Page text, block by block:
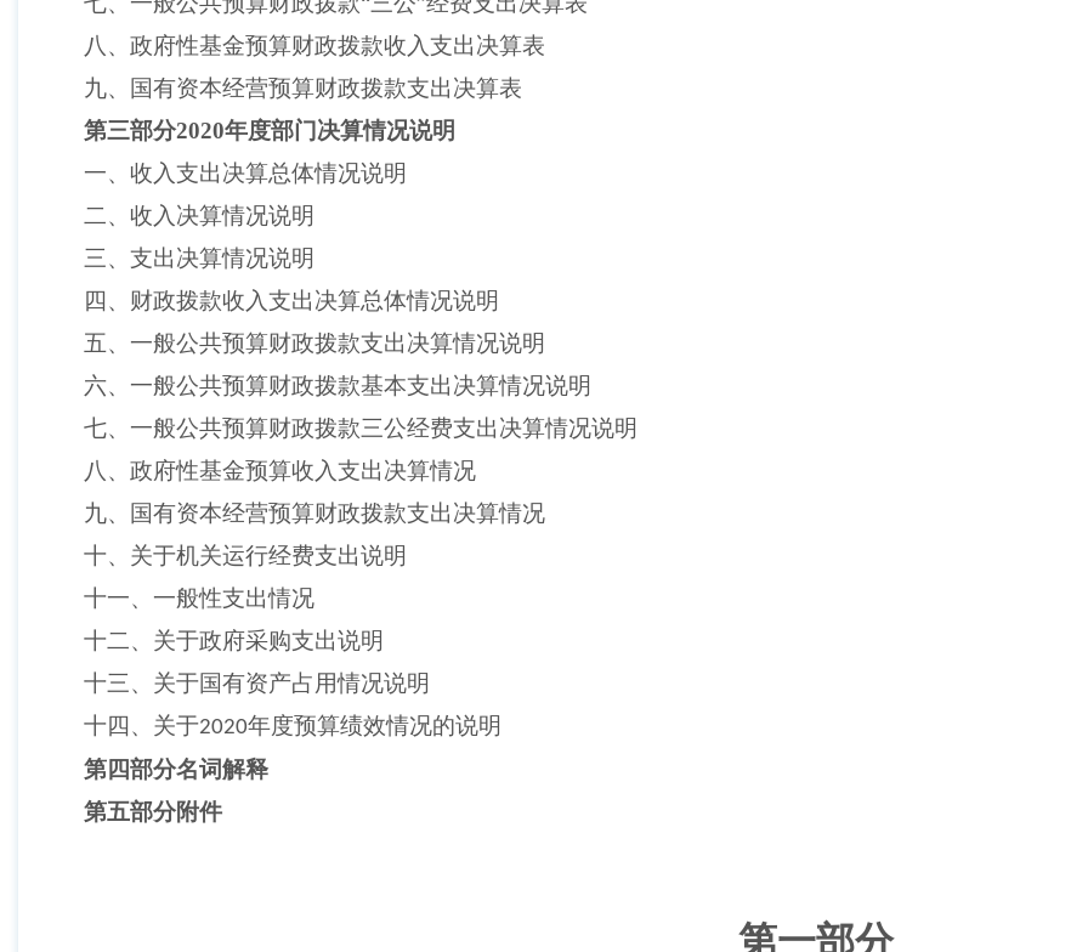
八、政府性基金预算财政拨款收入支出决算表
九、国有资本经营预算财政拨款支出决算表
第三部分2020年度部门决算情况说明
一、收入支出决算总体情况说明
二、收入决算情况说明
三、支出决算情况说明
四、财政拨款收入支出决算总体情况说明
五、一般公共预算财政拨款支出决算情况说明
六、一般公共预算财政拨款基本支出决算情况说明
七、一般公共预算财政拨款三公经费支出决算情况说明
八、政府性基金预算收入支出决算情况
九、国有资本经营预算财政拨款支出决算情况
十、关于机关运行经费支出说明
十一、一般性支出情况
十二、关于政府采购支出说明
十三、关于国有资产占用情况说明
十四、关于2020年度预算绩效情况的说明
第四部分名词解释
第五部分附件
第一部分